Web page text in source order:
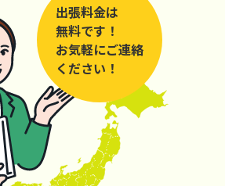
出張料金は
無料です！
お気軽にご連絡
ください！